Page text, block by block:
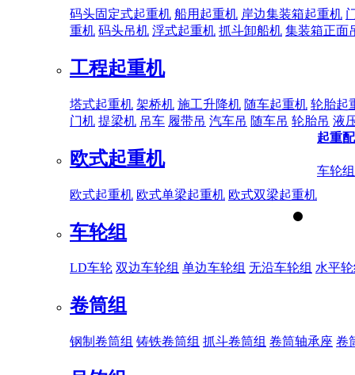
码头固定式起重机 船用起重机 岸边集装箱起重机
重机 码头吊机 浮式起重机 抓斗卸船机 集装箱正面
工程起重机
塔式起重机 架桥机 施工升降机 随车起重机 轮胎起
门机 提梁机 吊车 履带吊 汽车吊 随车吊 轮胎吊 液
欧式起重机
欧式起重机 欧式单梁起重机 欧式双梁起重机
起重
车轮组
车轮组
LD车轮 双边车轮组 单边车轮组 无沿车轮组 水平
卷筒组
钢制卷筒组 铸铁卷筒组 抓斗卷筒组 卷筒轴承座 卷